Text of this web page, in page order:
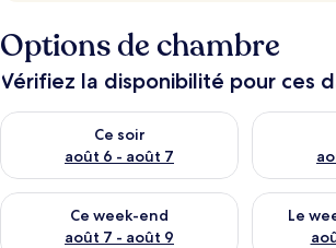
Options de chambre
Vérifiez la disponibilité pour ces
Ce soir
août 6 - août 7
Vérifier la disponibilité pour ce soir août 6
Vérifier la
Ce week-end
août 7 - août 9
Vérifier la disponibilité pour ce week-end
Le
Vérifier la